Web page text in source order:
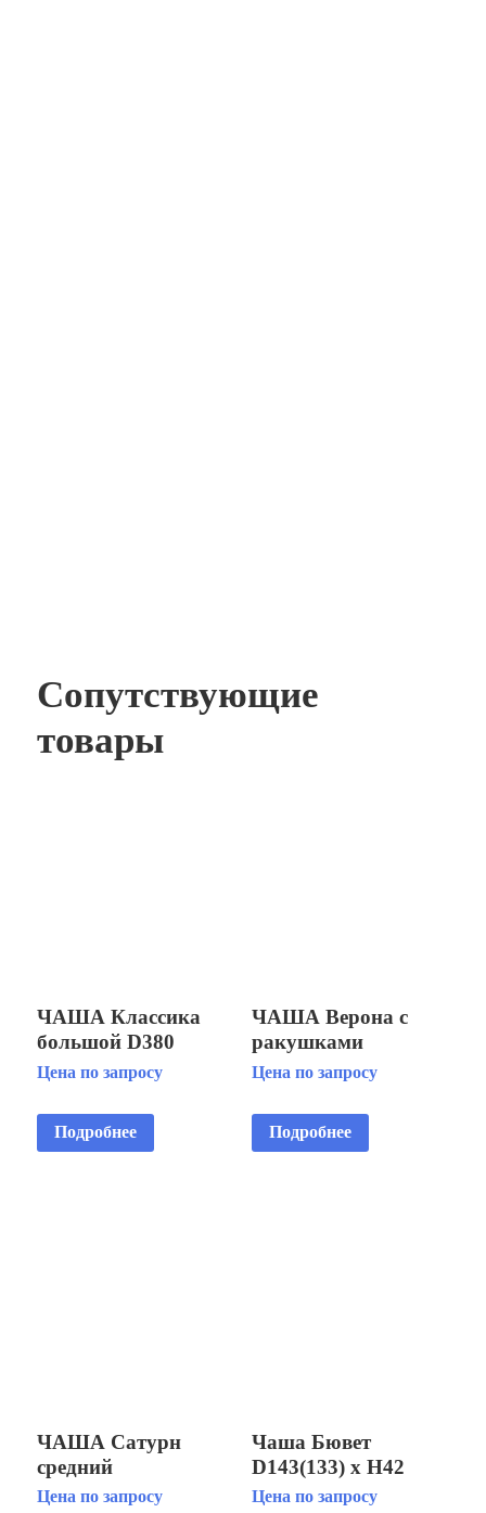
Сопутствующие
товары
ЧАША Классика
большой D380
Цена по запросу
Подробнее
ЧАША Верона с
ракушками
D380(248)x45 Борт-8
Цена по запросу
Подробнее
ЧАША Сатурн
средний
D310(260)x50 Борт-8
Цена по запросу
Чаша Бювет
D143(133) х H42
Цена по запросу